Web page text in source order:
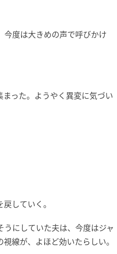
今度は大きめの声で呼びかけ
った。ようやく異変に気づい
していく。
にしていた夫は、今度はジャ
線が、よほど効いたらしい。